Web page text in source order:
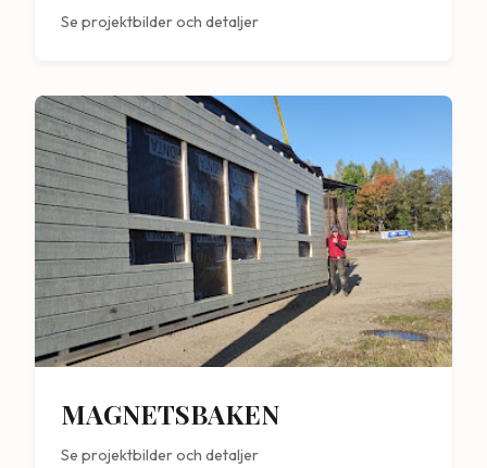
Se projektbilder och detaljer
MAGNETSBAKEN
Se projektbilder och detaljer